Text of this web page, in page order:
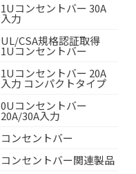
1Uコンセントバー 30A
入力
UL/CSA規格認証取得
1Uコンセントバー
1Uコンセントバー 20A
入力 コンパクトタイプ
0Uコンセントバー
20A/30A入力
コンセントバー
コンセントバー関連製品